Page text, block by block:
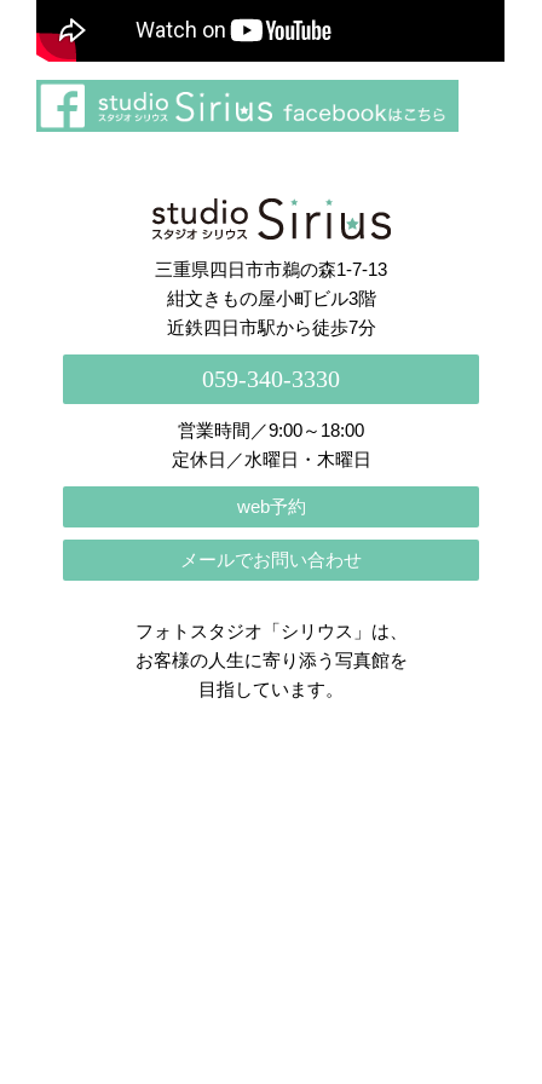
Instagram でフォロー
三重県四日市市鵜の森1-7-13
紺文きもの屋小町ビル3階
近鉄四日市駅から徒歩7分
059-340-3330
営業時間／9:00～18:00
定休日／水曜日・木曜日
web予約
メールでお問い合わせ
フォトスタジオ「シリウス」は、
お客様の人生に寄り添う写真館を
目指しています。